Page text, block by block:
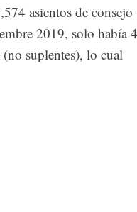
asientos de consejo
2019, solo había
suplentes), lo cual